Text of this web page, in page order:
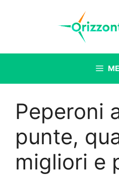
Peperoni
punte,
migliori e